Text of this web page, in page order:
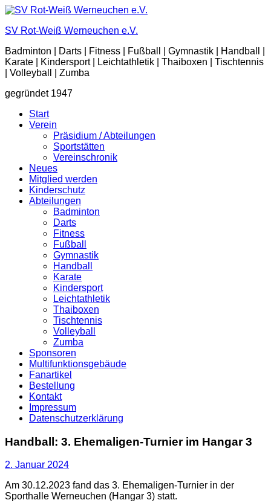
Zum
springen
SV Rot-Weiß Werneuchen e.V.
Badminton | Darts | Fitness | Fußball | Gymnastik | Handball |
Karate | Kindersport | Leichtathletik | Thaiboxen | Tischtennis
| Volleyball | Zumba
gegründet 1947
Start
Verein
Präsidium / Abteilungen
Sportstätten
Vereinschronik
Neues
Mitglied werden
Kinderschutz
Abteilungen
Badminton
Darts
Fitness
Fußball
Gymnastik
Handball
Karate
Kindersport
Leichtathletik
Thaiboxen
Tischtennis
Volleyball
Zumba
Sponsoren
Multifunktionsgebäude
Fanartikel
Bestellung
Kontakt
Impressum
Datenschutzerklärung
Handball: 3. Ehemaligen-Turnier im Hangar 3
2. Januar 2024
Am 30.12.2023 fand das 3. Ehemaligen-Turnier in der
Sporthalle Werneuchen (Hangar 3) statt.